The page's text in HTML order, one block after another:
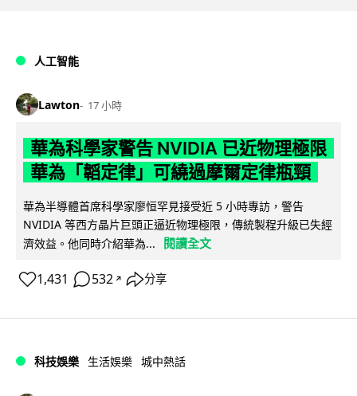
人工智能
Lawton 17 小時
華為科學家警告 NVIDIA 已近物理極限
華為「韜定律」可繞過摩爾定律瓶頸
華為半導體首席科學家廖恒罕見接受近 5 小時專訪，警告
NVIDIA 等西方晶片巨頭正逼近物理極限，傳統製程升級已失經
濟效益。他同時介紹華為...
閱讀全文
1,431 532 ↗ 分享
科技娛樂 生活娛樂 城中熱話